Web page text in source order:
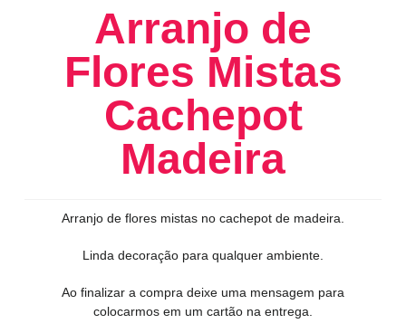
Arranjo de
Flores Mistas
Cachepot
Madeira
Arranjo de flores mistas no cachepot de madeira.
Linda decoração para qualquer ambiente.
Ao finalizar a compra deixe uma mensagem para
colocarmos em um cartão na entrega.